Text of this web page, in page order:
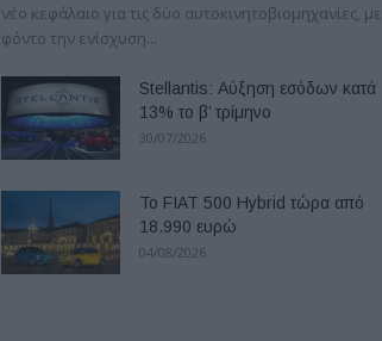
νέο κεφάλαιο για τις δύο αυτοκινητοβιομηχανίες, με
φόντο την ενίσχυση...
Stellantis: Αύξηση εσόδων κατά
13% το β’ τρίμηνο
30/07/2026
Το FIAT 500 Hybrid τώρα από
18.990 ευρώ
04/08/2026